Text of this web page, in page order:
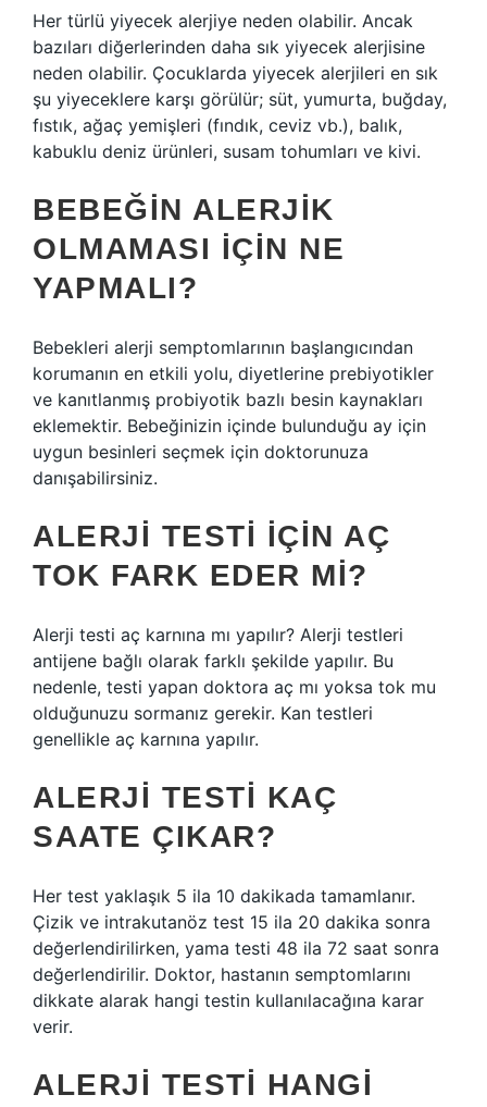
Her türlü yiyecek alerjiye neden olabilir. Ancak
bazıları diğerlerinden daha sık yiyecek alerjisine
neden olabilir. Çocuklarda yiyecek alerjileri en sık
şu yiyeceklere karşı görülür; süt, yumurta, buğday,
fıstık, ağaç yemişleri (fındık, ceviz vb.), balık,
kabuklu deniz ürünleri, susam tohumları ve kivi.
BEBEĞIN ALERJIK
OLMAMASI IÇIN NE
YAPMALI?
Bebekleri alerji semptomlarının başlangıcından
korumanın en etkili yolu, diyetlerine prebiyotikler
ve kanıtlanmış probiyotik bazlı besin kaynakları
eklemektir. Bebeğinizin içinde bulunduğu ay için
uygun besinleri seçmek için doktorunuza
danışabilirsiniz.
ALERJI TESTI IÇIN AÇ
TOK FARK EDER MI?
Alerji testi aç karnına mı yapılır? Alerji testleri
antijene bağlı olarak farklı şekilde yapılır. Bu
nedenle, testi yapan doktora aç mı yoksa tok mu
olduğunuzu sormanız gerekir. Kan testleri
genellikle aç karnına yapılır.
ALERJI TESTI KAÇ
SAATE ÇIKAR?
Her test yaklaşık 5 ila 10 dakikada tamamlanır.
Çizik ve intrakutanöz test 15 ila 20 dakika sonra
değerlendirilirken, yama testi 48 ila 72 saat sonra
değerlendirilir. Doktor, hastanın semptomlarını
dikkate alarak hangi testin kullanılacağına karar
verir.
ALERJI TESTI HANGI